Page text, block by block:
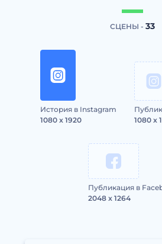
СЦЕНЫ - 33
История в Instagram
1080 x 1920
1080 x
Публикация в
2048 x 1264